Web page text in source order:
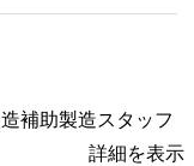
補助製造スタッフ
詳細を表示